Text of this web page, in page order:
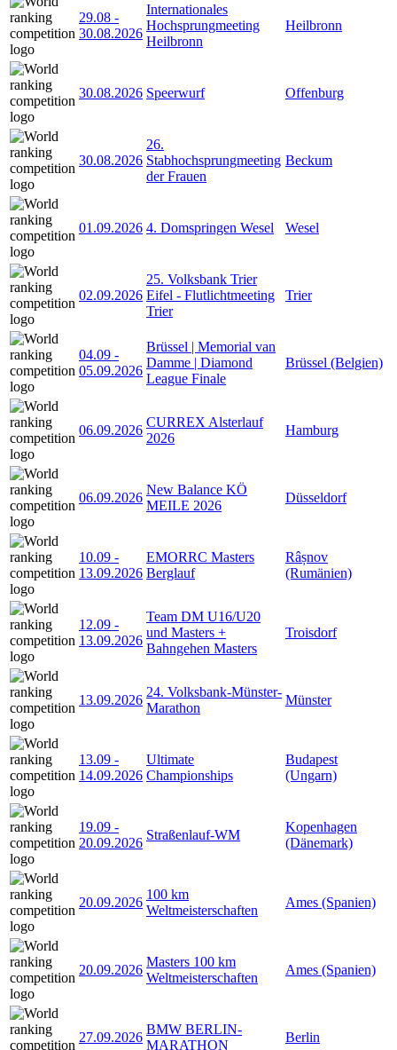
29.08 -
30.08.2026
Internationales
Hochsprungmeeting
Heilbronn
Heilbronn
30.08.2026 Speerwurf Offenburg
30.08.2026
26.
Stabhochsprungmeeting
der Frauen
Beckum
01.09.2026 4. Domspringen Wesel Wesel
02.09.2026
25. Volksbank Trier
Eifel - Flutlichtmeeting
Trier
Trier
04.09 -
05.09.2026
Brüssel | Memorial van
Damme | Diamond
League Finale
Brüssel (Belgien)
06.09.2026
CURREX Alsterlauf
2026
Hamburg
06.09.2026
New Balance KÖ
MEILE 2026
Düsseldorf
10.09 -
13.09.2026
EMORRC Masters
Berglauf
Râșnov
(Rumänien)
12.09 -
13.09.2026
Team DM U16/U20
und Masters +
Bahngehen Masters
Troisdorf
13.09.2026
24. Volksbank-Münster-
Marathon
Münster
13.09 -
14.09.2026
Ultimate
Championships
Budapest
(Ungarn)
19.09 -
20.09.2026
Straßenlauf-WM
Kopenhagen
(Dänemark)
20.09.2026
100 km
Weltmeisterschaften
Ames (Spanien)
20.09.2026
Masters 100 km
Weltmeisterschaften
Ames (Spanien)
27.09.2026
BMW BERLIN-
MARATHON
Berlin